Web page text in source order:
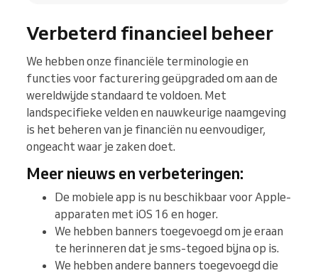
Verbeterd financieel beheer
We hebben onze financiële terminologie en
functies voor facturering geüpgraded om aan de
wereldwijde standaard te voldoen. Met
landspecifieke velden en nauwkeurige naamgeving
is het beheren van je financiën nu eenvoudiger,
ongeacht waar je zaken doet.
Meer nieuws en verbeteringen:
De mobiele app is nu beschikbaar voor Apple-
apparaten met iOS 16 en hoger.
We hebben banners toegevoegd om je eraan
te herinneren dat je sms-tegoed bijna op is.
We hebben andere banners toegevoegd die